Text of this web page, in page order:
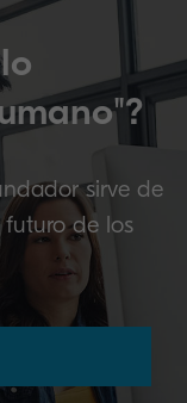
sirve de
de los